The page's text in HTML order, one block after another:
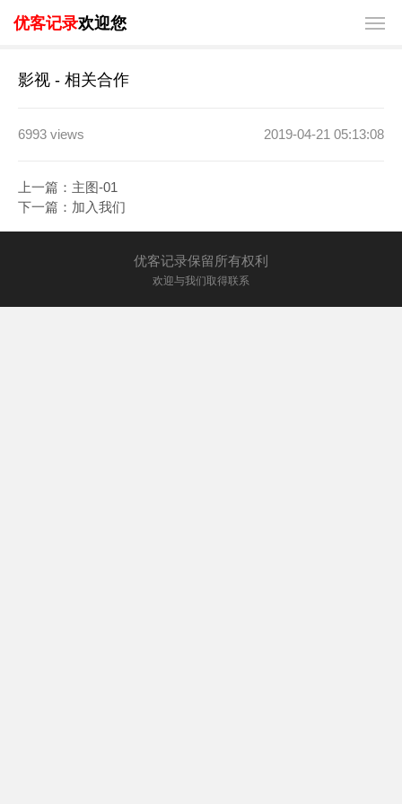
优客记录欢迎您
影视 - 相关合作
6993 views 2019-04-21 05:13:08
上一篇： 主图-01
下一篇： 加入我们
优客记录保留所有权利
欢迎与我们取得联系